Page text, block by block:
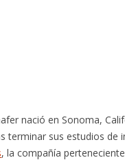
nació en Sonoma,
terminar sus estudios de
, la compañía